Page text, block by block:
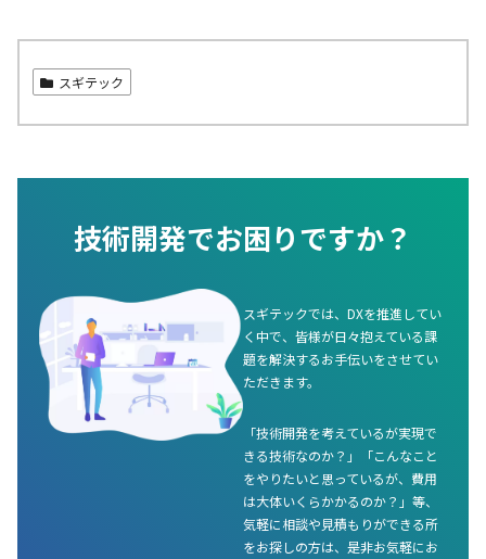
スギテック
技術開発でお困りですか？
スギテックでは、DXを推進してい
く中で、皆様が日々抱えている課
題を解決するお手伝いをさせてい
ただきます。
「技術開発を考えているが実現で
きる技術なのか？」「こんなこと
をやりたいと思っているが、費用
は大体いくらかかるのか？」等、
気軽に相談や見積もりができる所
をお探しの方は、是非お気軽にお